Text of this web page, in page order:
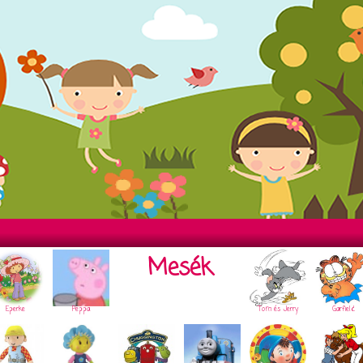
Eperke Peppa
Mesék
Tom és Jerry Garfield